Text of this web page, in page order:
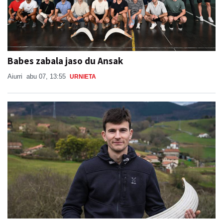
Babes zabala jaso du Ansak
Aiurri abu 07, 13:55 URNIETA